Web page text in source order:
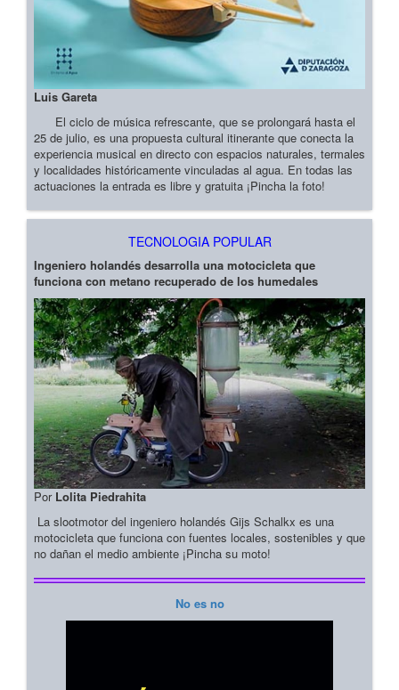
Luis Gareta
El ciclo de música refrescante, que se prolongará hasta el
25 de julio, es una propuesta cultural itinerante que conecta la
experiencia musical en directo con espacios naturales, termales
y localidades históricamente vinculadas al agua. En todas las
actuaciones la entrada es libre y gratuita ¡Pincha la foto!
TECNOLOGIA POPULAR
Ingeniero holandés desarrolla una motocicleta que
funciona con metano recuperado de los humedales
Por Lolita Piedrahita
La slootmotor del ingeniero holandés Gijs Schalkx es una
motocicleta que funciona con fuentes locales, sostenibles y que
no dañan el medio ambiente ¡Pincha su moto!
No es no